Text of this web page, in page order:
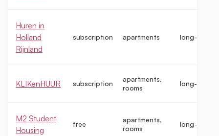
Huren in
Holland
Rijnland
subscription apartments long-term
KLIKenHUUR subscription
apartments,
rooms
long-term
M2 Student
Housing
free
apartments,
rooms
long-term